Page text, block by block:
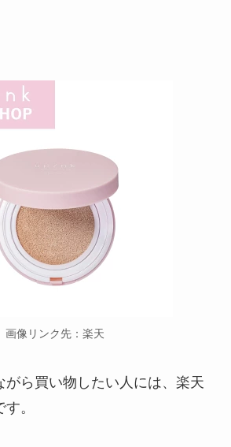
画像リンク先：楽天
がら買い物したい人には、楽天
。